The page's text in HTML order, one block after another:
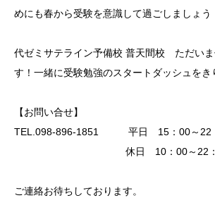
めにも春から受験を意識して過ごしましょう
代ゼミサテライン予備校 普天間校 ただい
す！一緒に受験勉強のスタートダッシュをき
【お問い合せ】
TEL.098-896-1851 平日 15：00～22
休日 10：00～22：
ご連絡お待ちしております。